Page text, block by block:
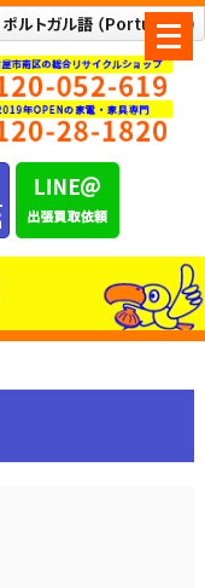
メ
ニ
ュ
ー